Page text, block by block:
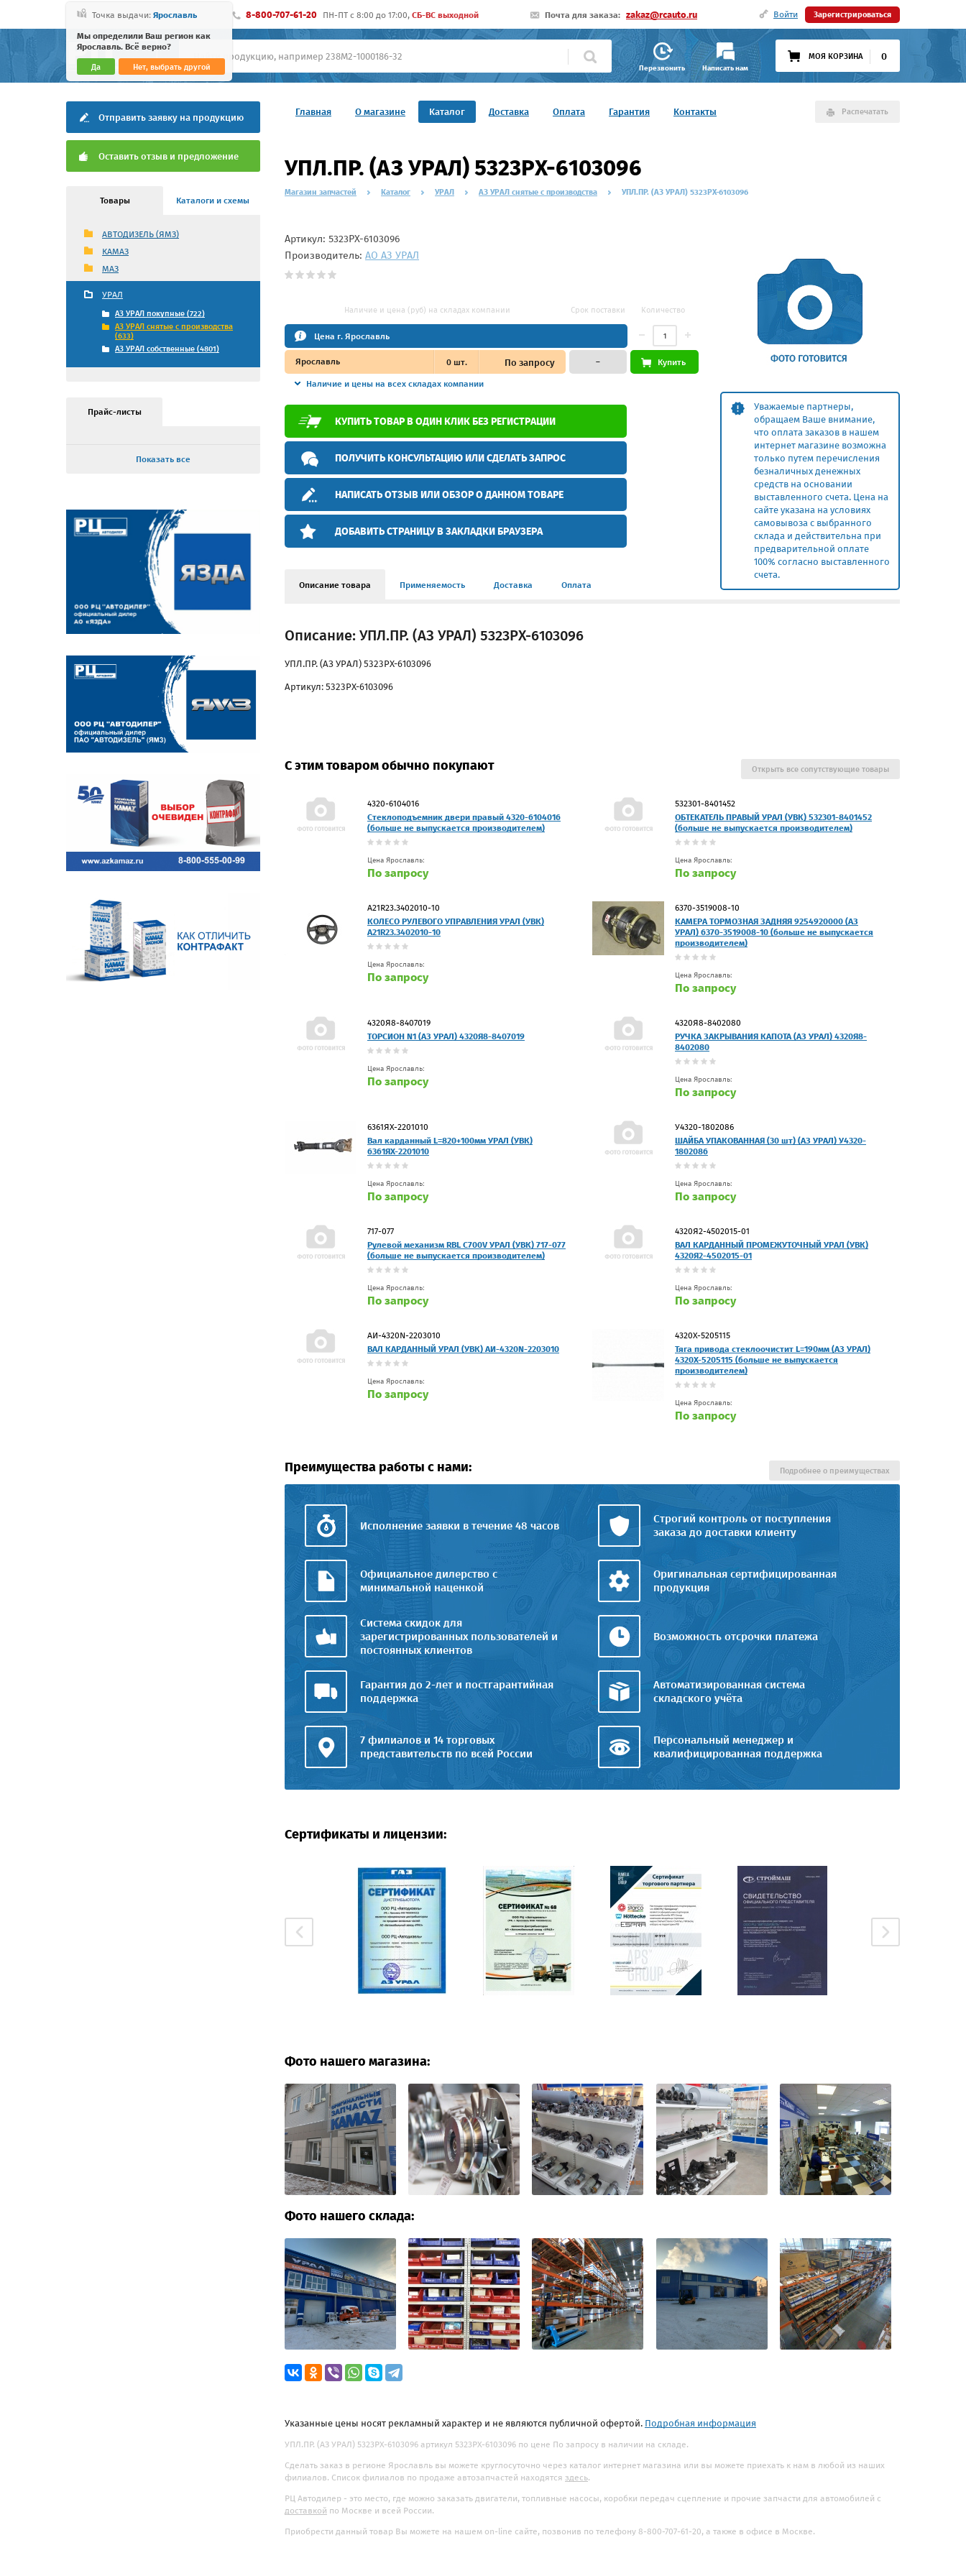
Точка выдачи: Ярославль
Мы определили Ваш регион как
Ярославль. Всё верно?
Да Нет, выбрать другой
8-800-707-61-20 ПН-ПТ c 8:00 до 17:00, СБ-ВС выходной Почта для заказа: zakaz@rcauto.ru Войти Зарегистрироваться
Перезвонить Написать нам
МОЯ КОРЗИНА 0
Главная О магазине Каталог Доставка Оплата Гарантия Контакты Распечатать
Отправить заявку на продукцию
Оставить отзыв и предложение
Товары Каталоги и схемы
АВТОДИЗЕЛЬ (ЯМЗ)
КАМАЗ
МАЗ
УРАЛ
АЗ УРАЛ покупные (722)
АЗ УРАЛ снятые с производства
(633)
АЗ УРАЛ собственные (4801)
Прайс-листы
Показать все
УПЛ.ПР. (АЗ УРАЛ) 5323РХ-6103096
Магазин запчастей Каталог УРАЛ АЗ УРАЛ снятые с производства УПЛ.ПР. (АЗ УРАЛ) 5323РХ-6103096
Уважаемые партнеры,
обращаем Ваше внимание,
что оплата заказов в нашем
интернет магазине возможна
только путем перечисления
безналичных денежных
средств на основании
выставленного счета. Цена на
сайте указана на условиях
самовывоза с выбранного
склада и действительна при
предварительной оплате
100% согласно выставленного
счета.
Артикул: 5323РХ-6103096
Производитель: АО АЗ УРАЛ
Наличие и цена (руб) на складах компании Срок поставки Количество
Цена г. Ярославль
Ярославль 0шт. По запросу
Наличие и цены на всех складах компании
– Купить
КУПИТЬ ТОВАР В ОДИН КЛИК БЕЗ РЕГИСТРАЦИИ
ПОЛУЧИТЬ КОНСУЛЬТАЦИЮ ИЛИ СДЕЛАТЬ ЗАПРОС
НАПИСАТЬ ОТЗЫВ ИЛИ ОБЗОР О ДАННОМ ТОВАРЕ
ДОБАВИТЬ СТРАНИЦУ В ЗАКЛАДКИ БРАУЗЕРА
Описание товара Применяемость Доставка Оплата
Описание: УПЛ.ПР. (АЗ УРАЛ) 5323РХ-6103096
УПЛ.ПР. (АЗ УРАЛ) 5323РХ-6103096
Артикул: 5323РХ-6103096
С этим товаром обычно покупают
4320-6104016
Стеклоподъемник двери правый 4320-6104016
(больше не выпускается производителем)
Цена Ярославль:
По запросу
532301-8401452
ОБТЕКАТЕЛЬ ПРАВЫЙ УРАЛ (УВК) 532301-8401452
(больше не выпускается производителем)
Цена Ярославль:
По запросу
A21R23.3402010-10
КОЛЕСО РУЛЕВОГО УПРАВЛЕНИЯ УРАЛ (УВК)
A21R23.3402010-10
Цена Ярославль:
По запросу
6370-3519008-10
КАМЕРА ТОРМОЗНАЯ ЗАДНЯЯ 9254920000 (АЗ
УРАЛ) 6370-3519008-10 (больше не выпускается
производителем)
Цена Ярославль:
По запросу
4320Я8-8407019
ТОРСИОН N1 (АЗ УРАЛ) 4320Я8-8407019
Цена Ярославль:
По запросу
4320Я8-8402080
РУЧКА ЗАКРЫВАНИЯ КАПОТА (АЗ УРАЛ) 4320Я8-
8402080
Цена Ярославль:
По запросу
6361ЯХ-2201010
Вал карданный L=820+100мм УРАЛ (УВК)
6361ЯХ-2201010
Цена Ярославль:
По запросу
У4320-1802086
ШАЙБА УПАКОВАННАЯ (30 шт) (АЗ УРАЛ) У4320-
1802086
Цена Ярославль:
По запросу
717-077
Рулевой механизм RBL C700V УРАЛ (УВК) 717-077
(больше не выпускается производителем)
Цена Ярославль:
По запросу
4320Я2-4502015-01
ВАЛ КАРДАННЫЙ ПРОМЕЖУТОЧНЫЙ УРАЛ (УВК)
4320Я2-4502015-01
Цена Ярославль:
По запросу
АИ-4320N-2203010
ВАЛ КАРДАННЫЙ УРАЛ (УВК) АИ-4320N-2203010
Цена Ярославль:
По запросу
4320Х-5205115
Тяга привода стеклоочистит L=190мм (АЗ УРАЛ)
4320Х-5205115 (больше не выпускается
производителем)
Цена Ярославль:
По запросу
Открыть все сопутствующие товары
Преимущества работы с нами:
Исполнение заявки в течение 48 часов
Строгий контроль от поступления
заказа до доставки клиенту
Официальное дилерство с
минимальной наценкой
Оригинальная сертифицированная
продукция
Система скидок для
зарегистрированных пользователей и
постоянных клиентов
Возможность отсрочки платежа
Гарантия до 2-лет и постгарантийная
поддержка
Автоматизированная система
складского учёта
7 филиалов и 14 торговых
представительств по всей России
Персональный менеджер и
квалифицированная поддержка
Подробнее о преимуществах
Сертификаты и лицензии:
Фото нашего магазина:
Фото нашего склада:
Указанные цены носят рекламный характер и не являются публичной офертой. Подробная информация
УПЛ.ПР. (АЗ УРАЛ) 5323РХ-6103096 артикул 5323РХ-6103096 по цене По запросу в наличии на складе.
Сделать заказ в регионе Ярославль вы можете круглосуточно через каталог интернет магазина или вы можете приехать к нам в любой из наших
филиалов. Список филиалов по продаже автозапчастей находятся здесь.
РЦ Автодилер - это место, где можно заказать двигатели, топливные насосы, коробки передач сцепление и прочие запчасти для автомобилей с
доставкой по Москве и всей России.
Приобрести данный товар Вы можете на нашем on-line сайте, позвонив по телефону 8-800-707-61-20, а также в офисе в Москве.